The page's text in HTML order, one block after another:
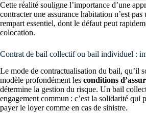
Cette réalité souligne l’importance d’une
contracter une assurance habitation n’est pas
rempart essentiel, dont le défaut peut
colocation.
Contrat de bail collectif ou bail individuel :
Le mode de contractualisation du bail, qu’il
modèle profondément les conditions
détermine la gestion du risque. Un bail
engagement commun : c’est la solidarité qui
payer le loyer comme en cas de sinistre.